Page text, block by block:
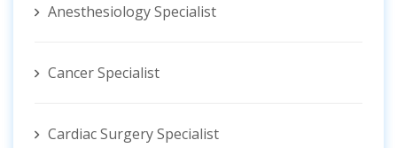
Anesthesiology Specialist
Cancer Specialist
Cardiac Surgery Specialist